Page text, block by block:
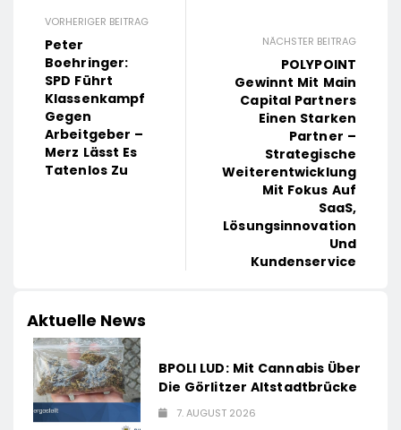
VORHERIGER BEITRAG
Peter
Boehringer:
SPD Führt
Klassenkampf
Gegen
Arbeitgeber –
Merz Lässt Es
Tatenlos Zu
NÄCHSTER BEITRAG
POLYPOINT
Gewinnt Mit Main
Capital Partners
Einen Starken
Partner –
Strategische
Weiterentwicklung
Mit Fokus Auf
SaaS,
Lösungsinnovation
Und
Kundenservice
Aktuelle News
BPOLI LUD: Mit Cannabis Über
Die Görlitzer Altstadtbrücke
7. AUGUST 2026